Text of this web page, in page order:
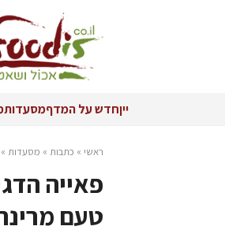
ייןחדש על המדףמסעדות
ראשי » כתבות » מסעדות »
פאייה
טעם מרינה